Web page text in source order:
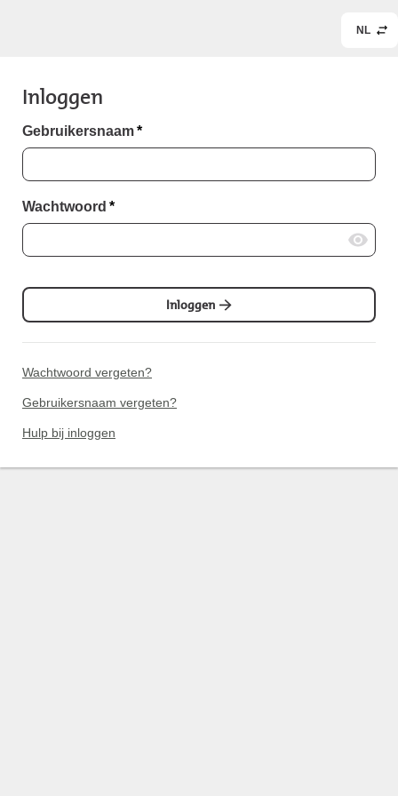
NL
Inloggen
Gebruikersnaam*
Wachtwoord *
Inloggen
Wachtwoord vergeten?
Gebruikersnaam vergeten?
Hulp bij inloggen